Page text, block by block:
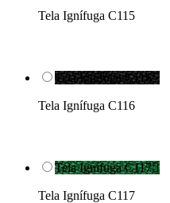
Tela Ignífuga C115
Tela Ignífuga C116
Tela Ignífuga C116
Tela Ignífuga C117
Tela Ignífuga C117